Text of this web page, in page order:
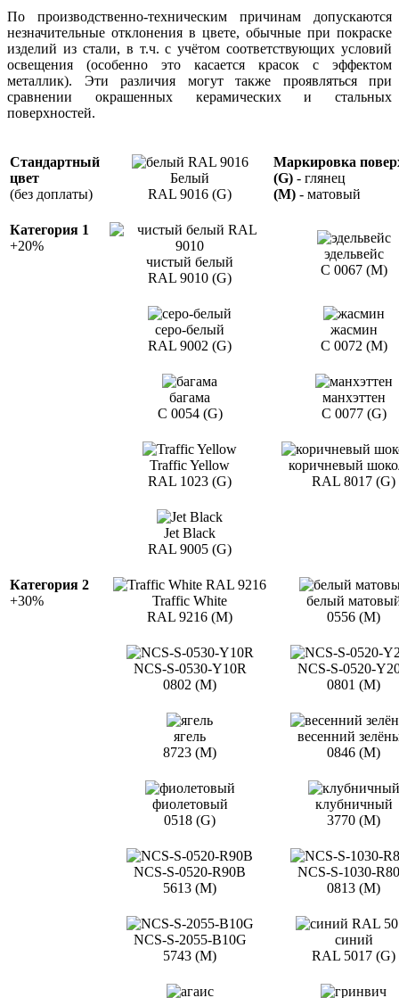
По производственно-техническим причинам допускаются
незначительные отклонения в цвете, обычные при покраске
изделий из стали, в т.ч. с учётом соответствующих условий
освещения (особенно это касается красок с эффектом
металлик). Эти различия могут также проявляться при
сравнении окрашенных керамических и стальных
поверхностей.
Стандартный
цвет
(без доплаты)
Белый
RAL 9016 (G)
Маркировка
(G) - глянец
(M) - матовый
Категория 1
+20%
чистый белый
RAL 9010 (G)
эдельвейс
C 0067 (M)
серо-белый
RAL 9002 (G)
жасмин
С 0072 (М)
багама
С 0054 (G)
манхэттен
С 0077 (G)
Traffic Yellow
RAL 1023 (G)
коричневый
RAL 8017 (G)
Jet Black
RAL 9005 (G)
Категория 2
+30%
Traffic White
RAL 9216 (M)
белый
0556 (M)
NCS-S-0530-Y10R
0802 (M)
NCS-S-0520-
0801 (M)
ягель
8723 (M)
весенний
0846 (M)
фиолетовый
0518 (G)
клубничный
3770 (M)
NCS-S-0520-R90B
5613 (M)
NCS-S-1030-
0813 (M)
NCS-S-2055-B10G
5743 (M)
синий
RAL 5017 (G)